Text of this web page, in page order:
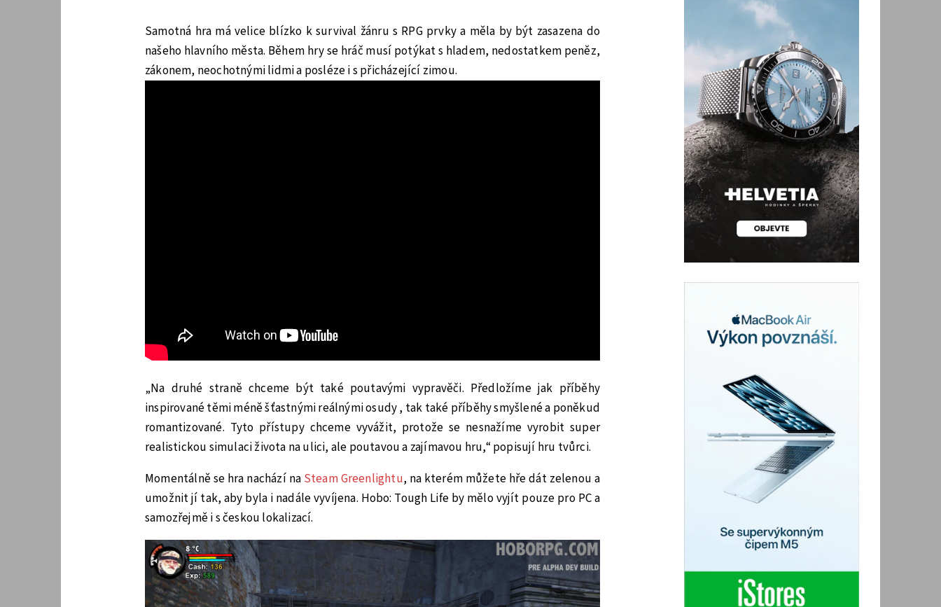
Samotná hra má velice blízko k survival žánru s RPG prvky a měla by být zasazena do
našeho hlavního města. Během hry se hráč musí potýkat s hladem, nedostatkem peněz,
zákonem, neochotnými lidmi a posléze i s přicházející zimou.
„Na druhé straně chceme být také poutavými vypravěči. Předložíme jak příběhy
inspirované těmi méně šťastnými reálnými osudy , tak také příběhy smyšlené a poněkud
romantizované. Tyto přístupy chceme vyvážit, protože se nesnažíme vyrobit super
realistickou simulaci života na ulici, ale poutavou a zajímavou hru,“ popisují hru tvůrci.
Momentálně se hra nachází na Steam Greenlightu, na kterém můžete hře dát zelenou a
umožnit jí tak, aby byla i nadále vyvíjena. Hobo: Tough Life by mělo vyjít pouze pro PC a
samozřejmě i s českou lokalizací.